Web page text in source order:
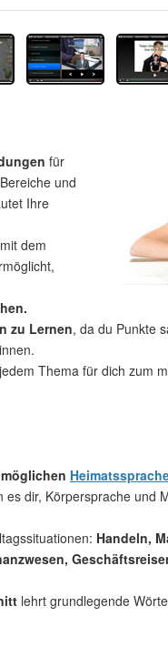
für
und
Ihre
dem
zu Lernen, da du Punkte
Thema für dich zum
es dir, Körpersprache und
Handeln,
lehrt grundlegende